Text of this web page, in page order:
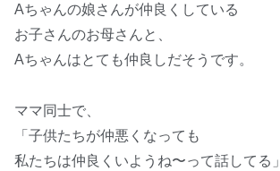
Aちゃんの娘さんが仲良くしている
お子さんのお母さんと、
Aちゃんはとても仲良しだそうです。
ママ同士で、
「子供たちが仲悪くなっても
私たちは仲良くいようね〜って話してる」